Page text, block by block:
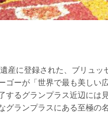
産に登録された、ブリュ
ゴーが「世界で最も美しい
するグランプラス近辺には
グランプラスにある至極の